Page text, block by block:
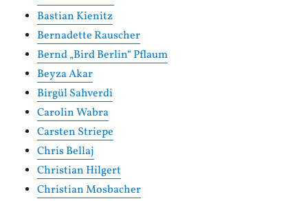
Bastian Kienitz
Bernadette Rauscher
Bernd „Bird Berlin“ Pflaum
Beyza Akar
Birgül Sahverdi
Carolin Wabra
Carsten Striepe
Chris Bellaj
Christian Hilgert
Christian Mosbacher